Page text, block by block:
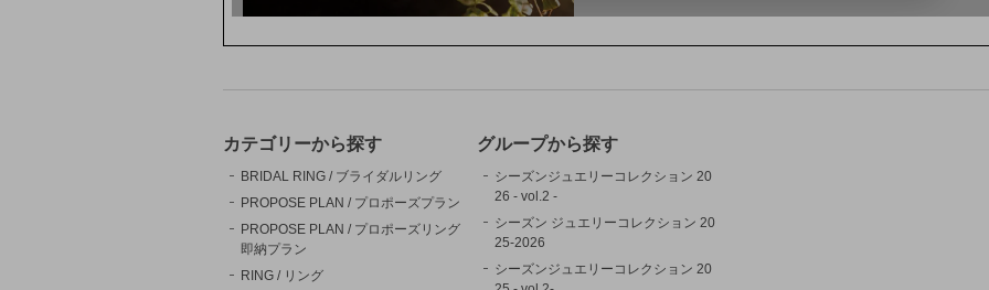
カテゴリーから探す
BRIDAL RING / ブライダルリング
PROPOSE PLAN / プロポーズプラン
PROPOSE PLAN / プロポーズリング
即納プラン
RING / リング
グループから探す
シーズンジュエリーコレクション 20
26 - vol.2 -
シーズン ジュエリーコレクション 20
25-2026
シーズンジュエリーコレクション 20